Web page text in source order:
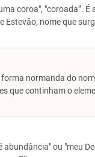
coroa", "coroada”. É
Estevão, nome que
forma normanda do
que continham o
abundância" ou "meu